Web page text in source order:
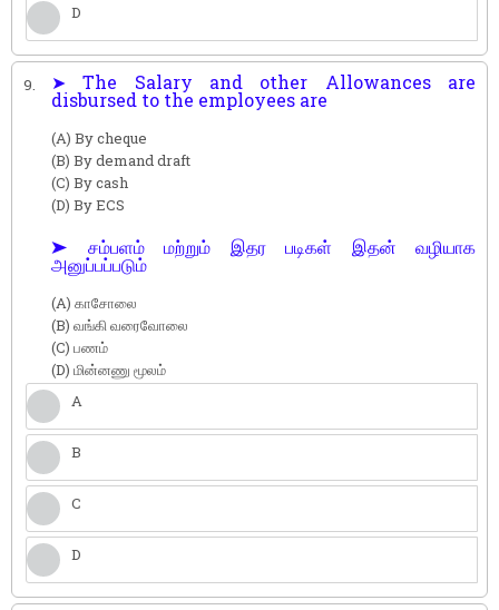
D
9. ➤ The Salary and other Allowances are
disbursed to the employees are
(A) By cheque
(B) By demand draft
(C) By cash
(D) By ECS
➤ சம்பளம் மற்றும் இதர படிகள் இதன் வழியாக
அனுப்பப்படும்
(A) காசோலை
(B) வங்கி வரைவோலை
(C) பணம்
(D) மின்னணு மூலம்
A
B
C
D